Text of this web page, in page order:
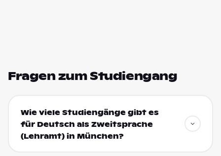
Fragen zum Studiengang
Wie viele Studiengänge gibt es
für Deutsch als Zweitsprache
(Lehramt) in München?